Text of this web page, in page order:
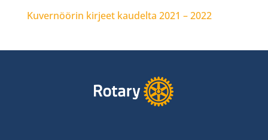
Kuvernöörin kirjeet kaudelta 2021 – 2022